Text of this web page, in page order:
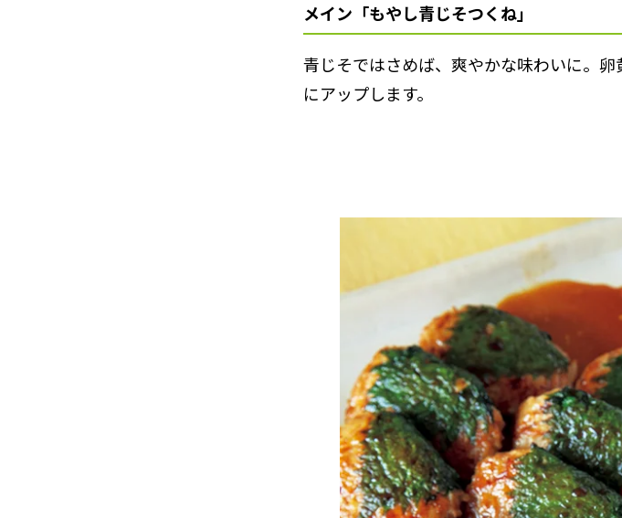
メイン「もやし青じそつくね」
青じそではさめば、爽やかな味わいに。
にアップします。